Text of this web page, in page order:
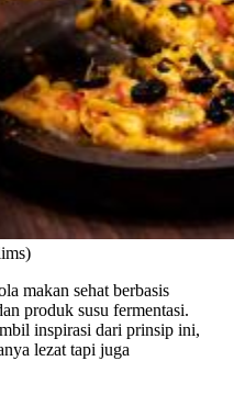
makan sehat berbasis
produk susu fermentasi.
inspirasi dari prinsip ini,
lezat tapi juga